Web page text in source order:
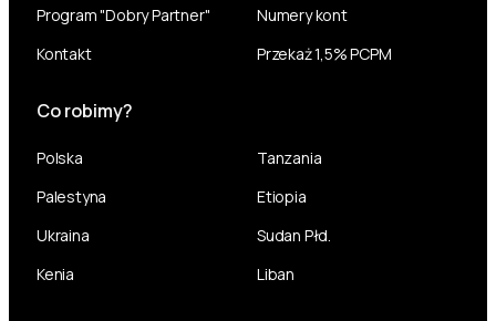
Program "Dobry Partner"
Kontakt
Numery kont
Przekaż 1,5% PCPM
Co robimy?
Polska
Palestyna
Ukraina
Kenia
Tanzania
Etiopia
Sudan Płd.
Liban